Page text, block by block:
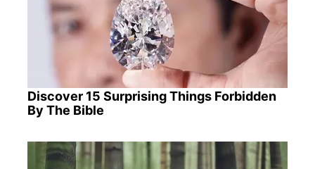
Discover 15 Surprising Things Forbidden
By The Bible